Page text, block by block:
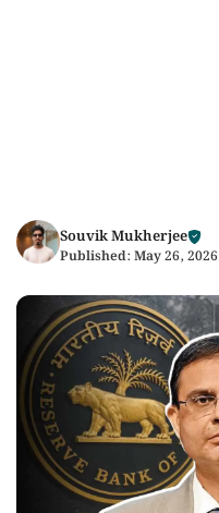
Souvik Mukherjee
Published: May 26, 2026